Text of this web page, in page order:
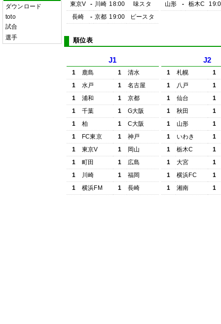
ダウンロード
toto
試合
選手
東京V
- 川崎 18:00
味スタ
長崎
- 京都 19:00 ピースタ
山形
- 栃木C
順位表
J1
1 鹿島 1
清水
1
水戸 1
名古屋
1
浦和 1
京都
1
千葉 1
G大阪
1
柏 1
C大阪
1
FC東京 1
神戸
1
東京V 1
岡山
1
町田 1
広島
1
川崎 1
福岡
1
横浜FM 1 長崎
J2
1 札幌
1
1
八戸
1
1
仙台
1
1
秋田
1
1
山形
1
1
いわき
1
1
栃木C
1
1
大宮
1
1
横浜FC
1
1
湘南 1